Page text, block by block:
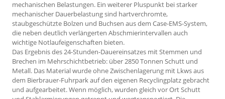
mechanischen Belastungen. Ein weiterer Pluspunkt bei starker
mechanischer Dauerbelastung sind hartverchromte,
staubgeschützte Bolzen und Buchsen aus dem Case-EMS-System,
die neben deutlich verlängerten Abschmierintervallen auch
wichtige Notlaufeigenschaften bieten.
Das Ergebnis des 24-Stunden-Dauereinsatzes mit Stemmen und
Brechen im Mehrschichtbetrieb: über 2850 Tonnen Schutt und
Metall. Das Material wurde ohne Zwischenlagerung mit Lkws aus
dem Bierbrauer-Fuhrpark auf den eigenen Recyclingplatz gebracht
und aufgearbeitet. Wenn möglich, wurden gleich vor Ort Schutt